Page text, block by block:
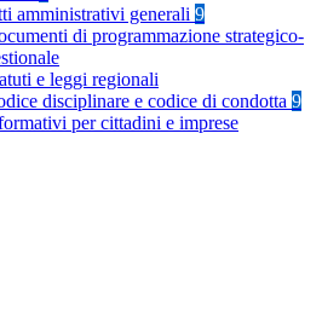
amministrativi generali 9
di programmazione strategico-
e leggi regionali
disciplinare e codice di condotta 9
per cittadini e imprese